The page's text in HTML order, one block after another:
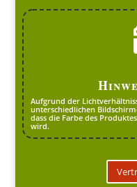
Aufgrund der
unterschiedlichen
dass die Farbe des
wird.